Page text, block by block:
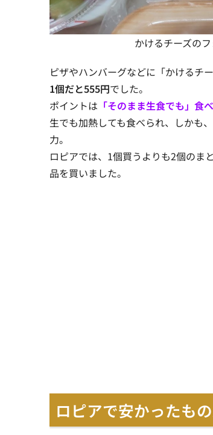
かけるチーズの
ピザやハンバーグなどに「かけるチ
1個だと555円でした。
ポイントは 「そのまま生食でも」食
生でも加熱しても食べられ、しかも
力。
ロピアでは、1個買うよりも2個のま
品を買いました。
ロピアで安かったも